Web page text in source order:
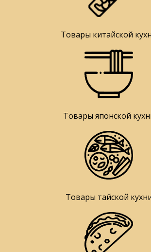
Товары китайской
Товары японской
Товары тайской